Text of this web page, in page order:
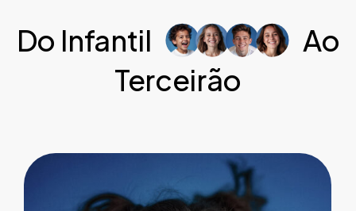
Do Infantil
Ao
Terceirão